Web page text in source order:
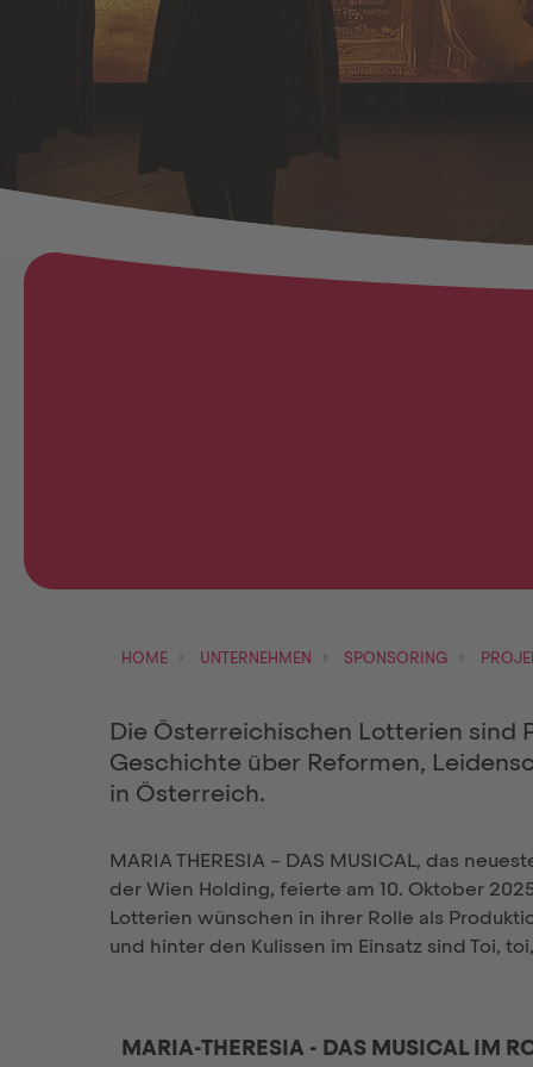
HOME UNTERNEHMEN SPONSORING
Die Österreichischen Lotterien sind
Geschichte über Reformen,
in Österreich.
MARIA THERESIA – DAS MUSICAL, das
der Wien Holding, feierte am 10. Oktober
Lotterien wünschen in ihrer Rolle als
und hinter den Kulissen im Einsatz sind Toi,
MARIA-THERESIA - DAS MUSICAL IM